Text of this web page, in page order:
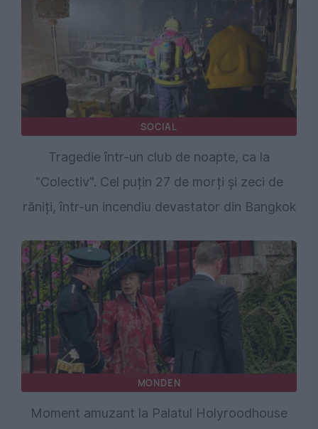
SOCIAL
Tragedie într-un club de noapte, ca la
"Colectiv". Cel puțin 27 de morți și zeci de
răniți, într-un incendiu devastator din Bangkok
MONDEN
Moment amuzant la Palatul Holyroodhouse